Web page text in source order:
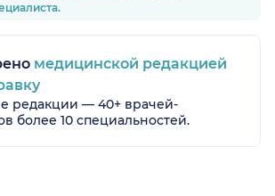
медицинской редакцией
редакции — 40+ врачей-
более 10 специальностей.